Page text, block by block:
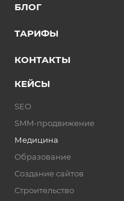
БЛОГ
ТАРИФЫ
КОНТАКТЫ
КЕЙСЫ
SEO
SMM-продвижение
Медицина
Образование
Создание сайтов
Строительство